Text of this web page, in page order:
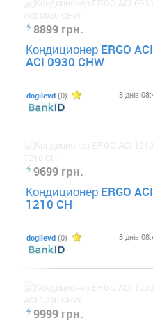
8899 грн.
Кондиционер ERGO
ACI 0930 CHW
dogilevd (0) 8 днів
9699 грн.
Кондиционер ERGO
1210 CH
dogilevd (0) 8 днів
9999 грн.